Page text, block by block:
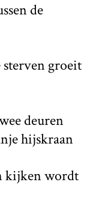
de
sterven groeit
deuren
hijskraan
kijken wordt